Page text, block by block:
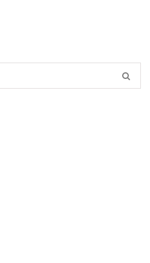
de Alcaraz en sus ocho
ganado los últimos cuatro